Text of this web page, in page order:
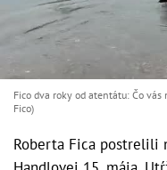
Fico dva roky od atentátu: Čo
Fico)
Roberta Fica postrelili